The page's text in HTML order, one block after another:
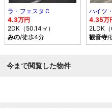
ラ・フェスタＣ
4.3万円
2DK（50.14㎡）
みの/徒歩4分
ハイツ
4.35万
2LDK（
観音寺/
今まで閲覧した物件